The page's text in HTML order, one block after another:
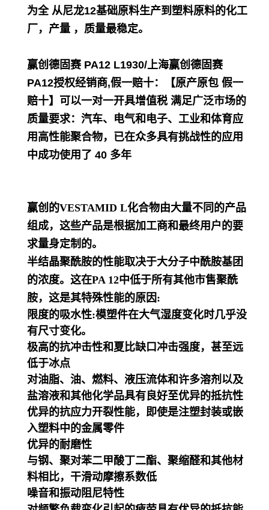
为全 从尼龙12基础原料生产到塑料原料的化工
厂，产量 ，质量最稳定。
赢创德固赛 PA12 L1930/上海赢创德固赛
PA12授权经销商,假一赔十：【原产原包 假一
赔十】可以一对一开具增值税 满足广泛市场的
质量要求：汽车、电气和电子、工业和体育应
用高性能聚合物，已在众多具有挑战性的应用
中成功使用了 40 多年
赢创的VESTAMID L化合物由大量不同的产品
组成，这些产品是根据加工商和最终用户的要
求量身定制的。
半结晶聚酰胺的性能取决于大分子中酰胺基团
的浓度。这在PA 12中低于所有其他市售聚酰
胺，这是其特殊性能的原因:
限度的吸水性:模塑件在大气湿度变化时几乎没
有尺寸变化。
极高的抗冲击性和夏比缺口冲击强度，甚至远
低于冰点
对油脂、油、燃料、液压流体和许多溶剂以及
盐溶液和其他化学品具有良好至优异的抵抗性
优异的抗应力开裂性能，即使是注塑封装或嵌
入塑料中的金属零件
优异的耐磨性
与钢、聚对苯二甲酸丁二酯、聚缩醛和其他材
料相比，干滑动摩擦系数低
噪音和振动阻尼特性